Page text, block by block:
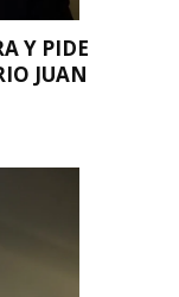
Y PIDE
JUAN